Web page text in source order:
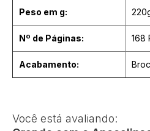
Peso em g:
Nº de Páginas: 168
Acabamento:
Você está avaliando: